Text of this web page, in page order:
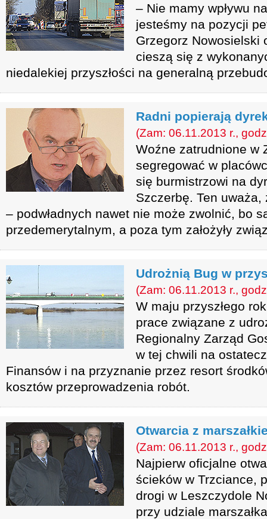
– Nie mamy wpływu
jesteśmy na pozycji
Grzegorz Nowosielski
cieszą się z
niedalekiej przyszłości na generalną
Radni popierają
(Zam: 06.11.2013 r.,
Woźne zatrudnione w
segregować w
się burmistrzowi na
Szczerbę. Ten
– podwładnych nawet nie może zwolnić, bo
przedemerytalnym, a poza tym założyły
Udrożnią Bug w
(Zam: 06.11.2013 r.,
W maju przyszłego
prace związane z
Regionalny Zarząd
w tej chwili na
Finansów i na przyznanie przez resort
kosztów przeprowadzenia robót.
Otwarcia z
(Zam: 06.11.2013 r.,
Najpierw oficjalne
ścieków w Trzciance,
drogi w Leszczydole
przy udziale